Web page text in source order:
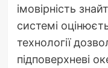
імовірність
системі
технології
підповерхневі